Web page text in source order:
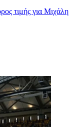
τιμής για Μιχάλη